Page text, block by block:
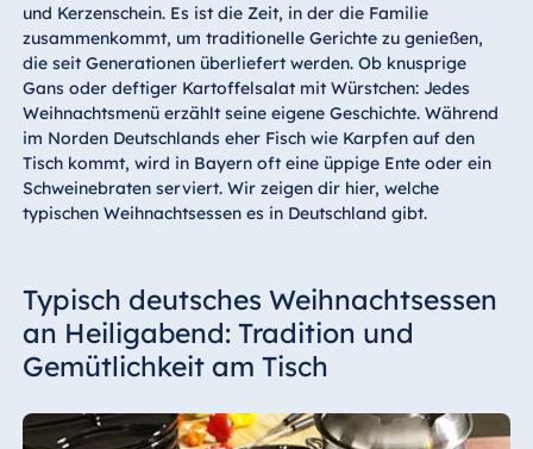
und Kerzenschein. Es ist die Zeit, in der die Familie
zusammenkommt, um traditionelle Gerichte zu genießen,
die seit Generationen überliefert werden. Ob knusprige
Gans oder deftiger Kartoffelsalat mit Würstchen: Jedes
Weihnachtsmenü erzählt seine eigene Geschichte. Während
im Norden Deutschlands eher Fisch wie Karpfen auf den
Tisch kommt, wird in Bayern oft eine üppige Ente oder ein
Schweinebraten serviert. Wir zeigen dir hier, welche
typischen Weihnachtsessen es in Deutschland gibt.
Typisch deutsches Weihnachtsessen
an Heiligabend: Tradition und
Gemütlichkeit am Tisch